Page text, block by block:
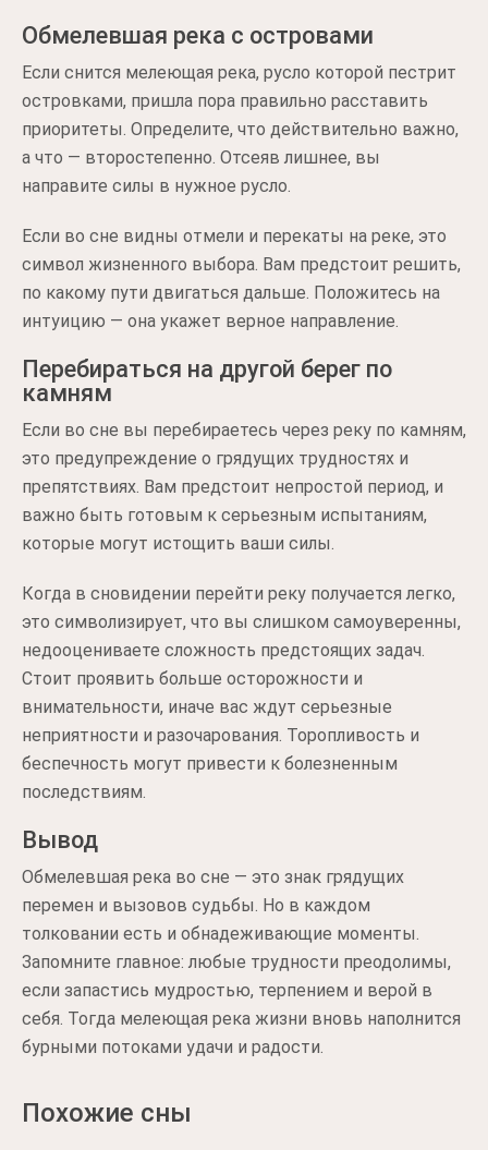
Обмелевшая река с островами
Если снится мелеющая река, русло которой пестрит
островками, пришла пора правильно расставить
приоритеты. Определите, что действительно важно,
а что — второстепенно. Отсеяв лишнее, вы
направите силы в нужное русло.
Если во сне видны отмели и перекаты на реке, это
символ жизненного выбора. Вам предстоит решить,
по какому пути двигаться дальше. Положитесь на
интуицию — она укажет верное направление.
Перебираться на другой берег по
камням
Если во сне вы перебираетесь через реку по камням,
это предупреждение о грядущих трудностях и
препятствиях. Вам предстоит непростой период, и
важно быть готовым к серьезным испытаниям,
которые могут истощить ваши силы.
Когда в сновидении перейти реку получается легко,
это символизирует, что вы слишком самоуверенны,
недооцениваете сложность предстоящих задач.
Стоит проявить больше осторожности и
внимательности, иначе вас ждут серьезные
неприятности и разочарования. Торопливость и
беспечность могут привести к болезненным
последствиям.
Вывод
Обмелевшая река во сне — это знак грядущих
перемен и вызовов судьбы. Но в каждом
толковании есть и обнадеживающие моменты.
Запомните главное: любые трудности преодолимы,
если запастись мудростью, терпением и верой в
себя. Тогда мелеющая река жизни вновь наполнится
бурными потоками удачи и радости.
Похожие сны